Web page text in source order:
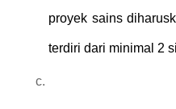
proyek sains
terdiri dari minimal 2